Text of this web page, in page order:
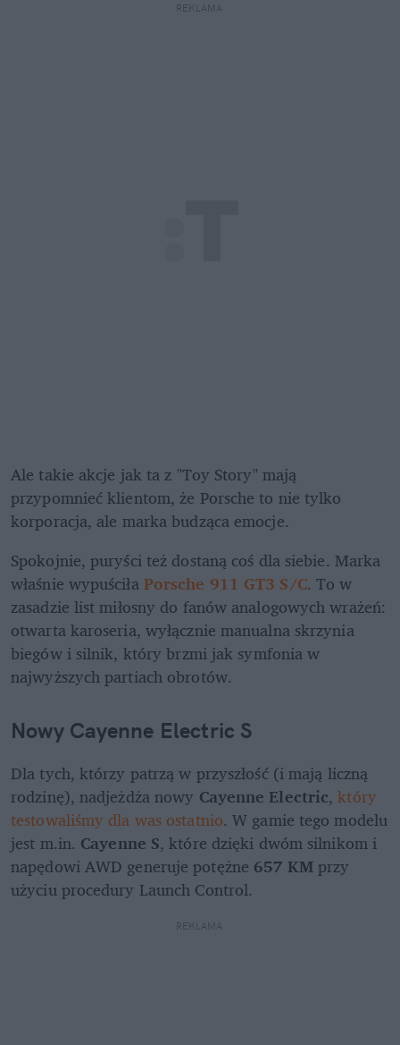
REKLAMA
Ale takie akcje jak ta z "Toy Story" mają
przypomnieć klientom, że Porsche to nie tylko
korporacja, ale marka budząca emocje.
Spokojnie, puryści też dostaną coś dla siebie. Marka
właśnie wypuściła Porsche 911 GT3 S/C. To w
zasadzie list miłosny do fanów analogowych wrażeń:
otwarta karoseria, wyłącznie manualna skrzynia
biegów i silnik, który brzmi jak symfonia w
najwyższych partiach obrotów.
Nowy Cayenne Electric S
Dla tych, którzy patrzą w przyszłość (i mają liczną
rodzinę), nadjeżdża nowy Cayenne Electric, który
testowaliśmy dla was ostatnio. W gamie tego modelu
jest m.in. Cayenne S, które dzięki dwóm silnikom i
napędowi AWD generuje potężne 657 KM przy
użyciu procedury Launch Control.
REKLAMA